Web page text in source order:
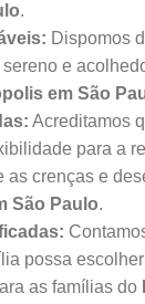
.
Dispomos
e
em São
Acreditamos
para a
as crenças e
São Paulo.
possa
as famílias do